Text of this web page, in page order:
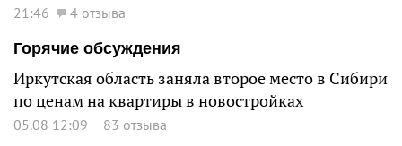
21:46
4 отзыва
Горячие обсуждения
Иркутская область заняла второе место в Сибири
по ценам на квартиры в новостройках
05.08 12:09 83 отзыва